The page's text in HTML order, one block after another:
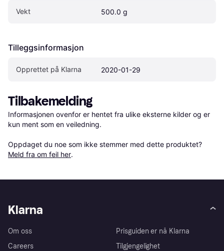
Vekt 500.0 g
Tilleggsinformasjon
Opprettet på Klarna 2020-01-29
Tilbakemelding
Informasjonen ovenfor er hentet fra ulike eksterne kilder og er
kun ment som en veiledning.
Oppdaget du noe som ikke stemmer med dette produktet?
Meld fra om feil her.
Klarna
Om oss
Careers
Prisguiden er nå Klarna
Tilgjengelighet